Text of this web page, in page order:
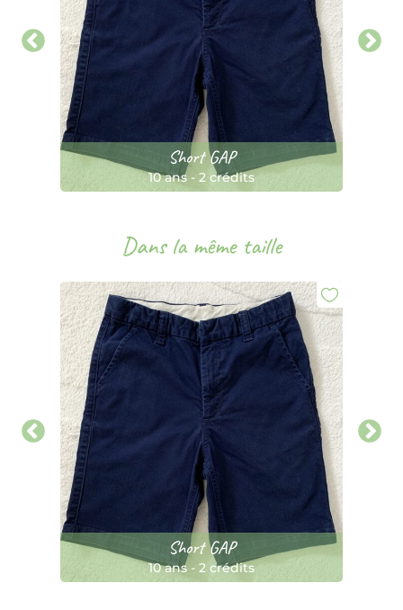
Short GAP
10 ans -2 crédits
Dans la même taille
Short GAP
10 ans -2 crédits